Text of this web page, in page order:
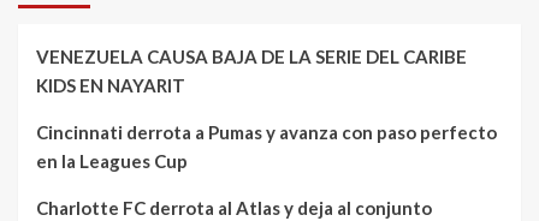
VENEZUELA CAUSA BAJA DE LA SERIE DEL CARIBE
KIDS EN NAYARIT
Cincinnati derrota a Pumas y avanza con paso perfecto
en la Leagues Cup
Charlotte FC derrota al Atlas y deja al conjunto